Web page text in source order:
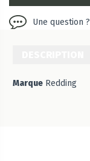
Une question ?
Marque Redding